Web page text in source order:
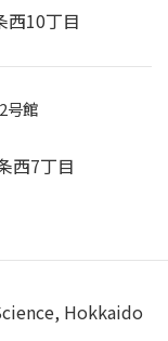
西10丁目
号館
西7丁目
Hokkaido